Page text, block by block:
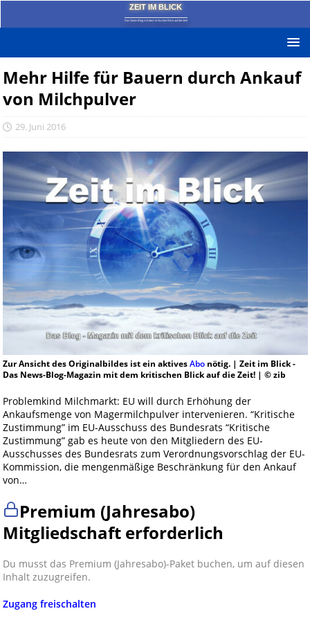
ZEIT IM BLICK
Das News-Blog mit dem kritischen Blick auf die Zeit!
Mehr Hilfe für Bauern durch Ankauf
von Milchpulver
29. Juni 2016
Zur Ansicht des Originalbildes ist ein aktivesAbonötig. | Zeit im Blick -
Das News-Blog-Magazin mit dem kritischen Blick auf die Zeit! | © zib
Problemkind Milchmarkt: EU will durch Erhöhung der
Ankaufsmenge von Magermilchpulver intervenieren. “Kritische
Zustimmung” im EU-Ausschuss des Bundesrats “Kritische
Zustimmung” gab es heute von den Mitgliedern des EU-
Ausschusses des Bundesrats zum Verordnungsvorschlag der EU-
Kommission, die mengenmäßige Beschränkung für den Ankauf
von…
Premium (Jahresabo)
Mitgliedschaft erforderlich
Du musst das Premium (Jahresabo)-Paket buchen, um auf diesen
Inhalt zuzugreifen.
Zugang freischalten